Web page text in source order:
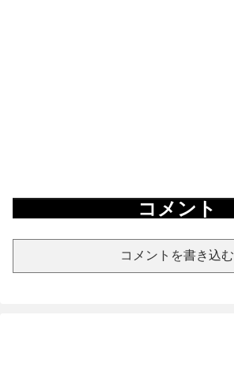
コメント
コメントを書き込む